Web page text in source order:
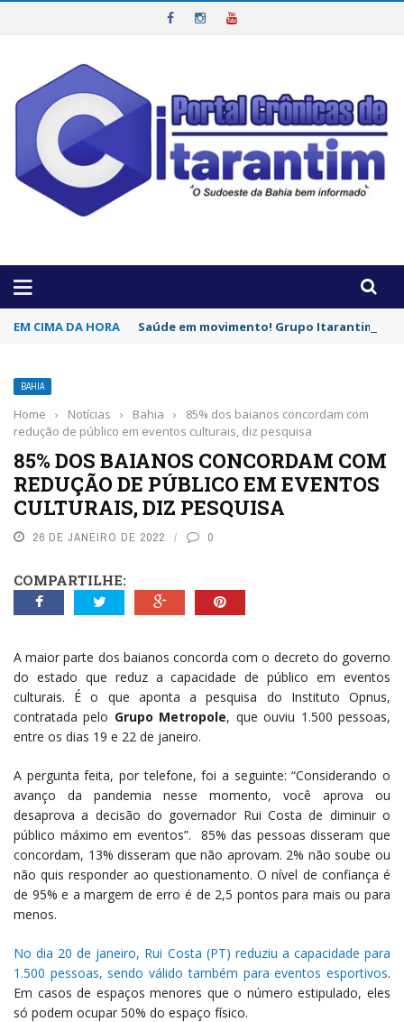
EM CIMA DA HORA Saúde em movimento! Grupo Itarantim
BAHIA
Home › Notícias › Bahia ›
85% dos baianos concordam com
redução de público em eventos culturais, diz pesquisa
85% DOS BAIANOS CONCORDAM COM
REDUÇÃO DE PÚBLICO EM EVENTOS
CULTURAIS, DIZ PESQUISA
26 DE JANEIRO DE 2022 0
COMPARTILHE:
A maior parte dos baianos concorda com o decreto do governo
do estado que reduz a capacidade de público em eventos
culturais. É o que aponta a pesquisa do Instituto Opnus,
contratada pelo Grupo Metropole, que ouviu 1.500 pessoas,
entre os dias 19 e 22 de janeiro.
A pergunta feita, por telefone, foi a seguinte: “Considerando o
avanço da pandemia nesse momento, você aprova ou
desaprova a decisão do governador Rui Costa de diminuir o
público máximo em eventos”. 85% das pessoas disseram que
concordam, 13% disseram que não aprovam. 2% não soube ou
não quis responder ao questionamento. O nível de confiança é
de 95% e a margem de erro é de 2,5 pontos para mais ou para
menos.
No dia 20 de janeiro, Rui Costa (PT) reduziu a capacidade para
1.500 pessoas, sendo válido também para eventos esportivos.
Em casos de espaços menores que o número estipulado, eles
só podem ocupar 50% do espaço físico.